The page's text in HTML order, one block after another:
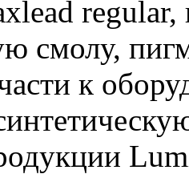
смолу,
к